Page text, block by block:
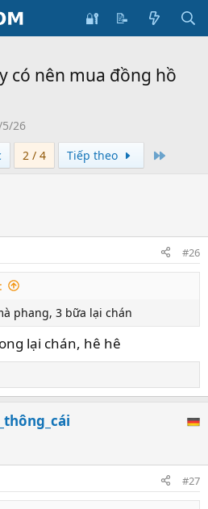
🔐 📝
có nên mua đồng hồ
26
2 / 4 Tiếp theo
#26
phang, 3 bữa lại chán
lại chán, hê hê
#27